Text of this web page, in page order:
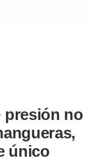
presión no
único